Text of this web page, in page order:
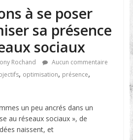
à se poser
sa présence
sociaux
Rochand
Aucun commentaire
, optimisation, présence,
un peu ancrés dans un
au réseaux sociaux », de
naissent, et